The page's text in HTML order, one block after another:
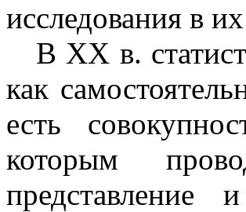
исследования в
В ХХ в.
как
есть
которым
представление